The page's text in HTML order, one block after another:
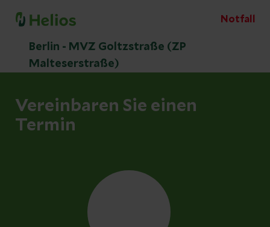
Notfall
Berlin - MVZ Goltzstraße (ZP
Malteserstraße)
Vereinbaren Sie einen
Termin